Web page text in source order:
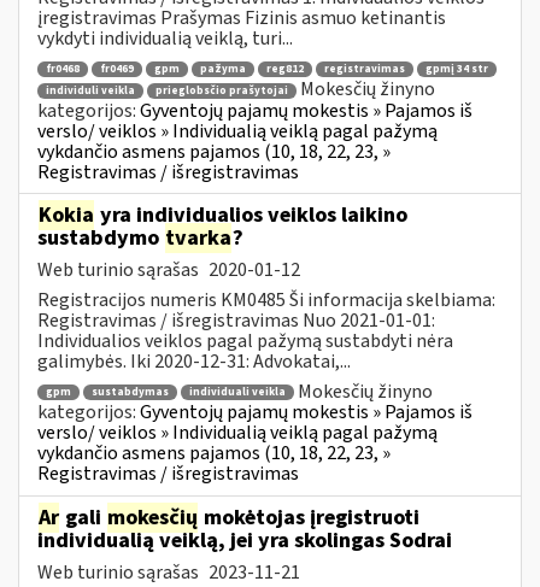
įregistravimas Prašymas Fizinis asmuo ketinantis
vykdyti individualią veiklą, turi...
fr0468 fr0469 gpm pažyma reg812 registravimas
gpmį 34 str
individuli veikla
prieglobsčio prašytojai
Mokesčių žinyno
kategorijos:Gyventojų pajamų mokestis » Pajamos iš
verslo/ veiklos » Individualią veiklą pagal pažymą
vykdančio asmens pajamos (10, 18, 22, 23, »
Registravimas / išregistravimas
Kokia yra individualios veiklos laikino
sustabdymo tvarka?
Web turinio sąrašas 2020-01-12
Registracijos numeris KM0485 Ši informacija skelbiama:
Registravimas / išregistravimas Nuo 2021-01-01:
Individualios veiklos pagal pažymą sustabdyti nėra
galimybės. Iki 2020-12-31: Advokatai,...
gpm sustabdymas individuali veikla
Mokesčių žinyno
kategorijos:Gyventojų pajamų mokestis » Pajamos iš
verslo/ veiklos » Individualią veiklą pagal pažymą
vykdančio asmens pajamos (10, 18, 22, 23, »
Registravimas / išregistravimas
Ar gali mokesčių mokėtojas įregistruoti
individualią veiklą, jei yra skolingas Sodrai
Web turinio sąrašas 2023-11-21